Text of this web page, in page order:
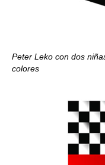
Peter Leko con dos
colores